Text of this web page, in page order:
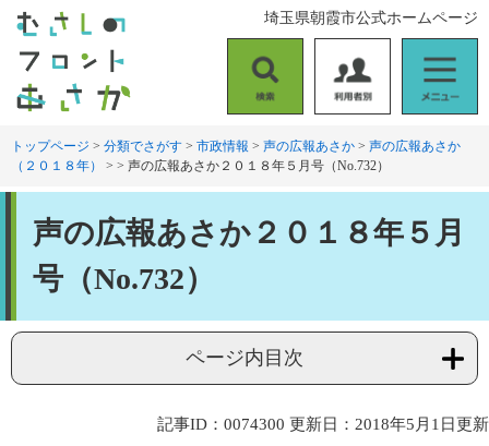
。
て
索
用
者
別
ニ
ュ
埼玉県朝霞市公式ホームページ
トップページ > 分類でさがす > 市政情報 > 声の広報あさか > 声の広報あさか
（２０１８年）
> > 声の広報あさか２０１８年５月号（No.732）
声の広報あさか２０１８年５月
号（No.732）
ページ内目次
記事ID：0074300 更新日：2018年5月1日更新